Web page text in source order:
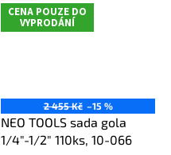
CENA POUZE DO
VYPRODÁNÍ
2 455 Kč –15 %
NEO TOOLS sada gola
1/4"-1/2" 110ks, 10-066